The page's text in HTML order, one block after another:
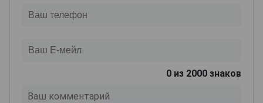
0 из 2000 знаков